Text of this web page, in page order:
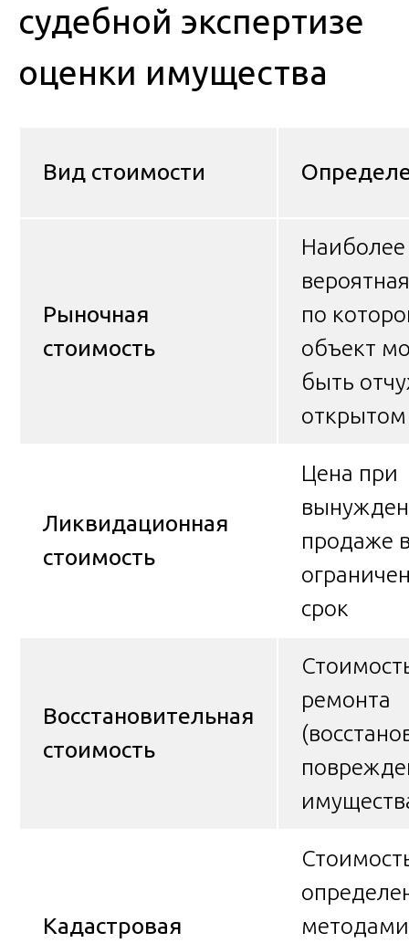
судебной экспертизе
оценки имущества
Вид стоимости
Рыночная
стоимость
Наиболее
по
объект
быть
Ликвидационная
стоимость
Цена при
продаже
срок
Восстановительная
стоимость
ремонта
Кадастровая
методами